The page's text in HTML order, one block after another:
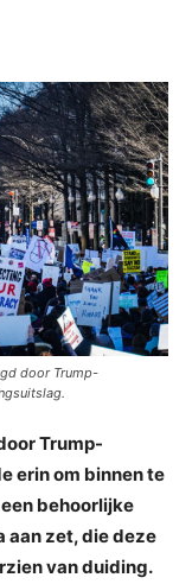
door Trump-
Trump-
erin om binnen te
behoorlijke
aan zet, die deze
van duiding.